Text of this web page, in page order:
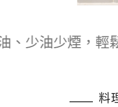
少煙，輕
料